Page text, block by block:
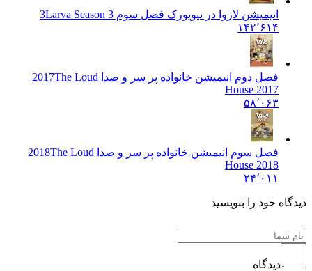
انیمیشن لاروا در نیویورک فصل سوم 3 Larva Season 3
۱۴۲٬۶۱۴
فصل دوم انیمیشن خانواده پر سر و صدا 2017 The Loud
House 2017
۵۸٬۰۶۳
فصل سوم انیمیشن خانواده پر سر و صدا 2018 The Loud
House 2018
۲۴٬۰۱۱
دیدگاه خود را بنویسید
دیدگاه